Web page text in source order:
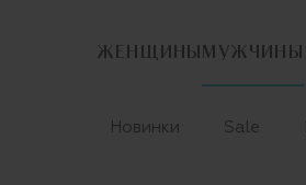
ЖЕНЩИНЫ МУЖЧИНЫ
Новинки Sale